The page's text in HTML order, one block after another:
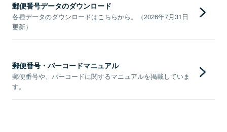
郵便番号データのダウンロード
各種データのダウンロードはこちらから。（2026年7月31日
更新）
郵便番号・バーコードマニュアル
郵便番号や、バーコードに関するマニュアルを掲載していま
す。